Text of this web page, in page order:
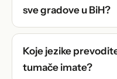
sve gradove u BiH?
Koje jezike
tumače imate?